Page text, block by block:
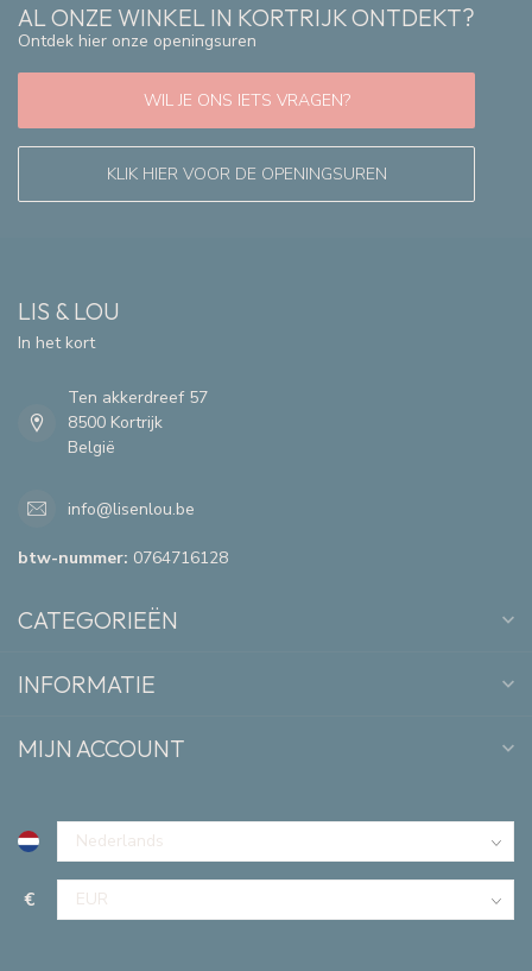
AL ONZE WINKEL IN KORTRIJK ONTDEKT?
Ontdek hier onze openingsuren
WIL JE ONS IETS VRAGEN?
KLIK HIER VOOR DE OPENINGSUREN
LIS & LOU
In het kort
Ten akkerdreef 57
8500 Kortrijk
België
info@lisenlou.be
btw-nummer: 0764716128
CATEGORIEËN
INFORMATIE
MIJN ACCOUNT
€